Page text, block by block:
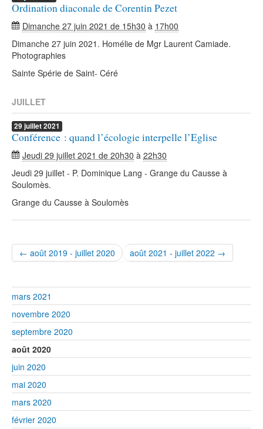
Ordination diaconale de Corentin Pezet
Dimanche 27 juin 2021 de 15h30 à 17h00
Dimanche 27 juin 2021. Homélie de Mgr Laurent Camiade.
Photographies
Sainte Spérie de Saint- Céré
JUILLET
29 juillet2021
Conférence : quand l’écologie interpelle l’Eglise
Jeudi 29 juillet 2021 de 20h30 à 22h30
Jeudi 29 juillet - P. Dominique Lang - Grange du Causse à
Soulomès.
Grange du Causse à Soulomès
← août 2019 - juillet 2020 août 2021 - juillet 2022 →
mars 2021
novembre 2020
septembre 2020
août 2020
juin 2020
mai 2020
mars 2020
février 2020